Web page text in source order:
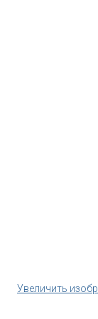
Увеличить